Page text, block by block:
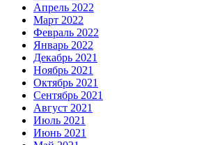
Апрель 2022
Март 2022
Февраль 2022
Январь 2022
Декабрь 2021
Ноябрь 2021
Октябрь 2021
Сентябрь 2021
Август 2021
Июль 2021
Июнь 2021